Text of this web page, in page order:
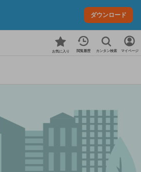
ダウンロード
お気に入り 閲覧履歴 カンタン検索 マイページ